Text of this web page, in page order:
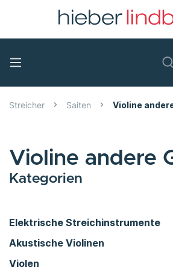
Streicher Saiten Violine
Violine andere
Kategorien
Elektrische Streichinstrumente
Akustische Violinen
Violen